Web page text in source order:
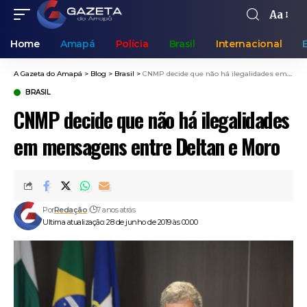
Aa
Home Amapá Polícia Brasil Internacional
A Gazeta do Amapá > Blog > Brasil > CNMP decide que não há ilegalidades em mensagens entre Deltan e Moro
BRASIL
CNMP decide que não há ilegalidades
em mensagens entre Deltan e Moro
Ultima atualização: 28 de junho de 2019 às 00:00
PorRedação 7 anos atrás